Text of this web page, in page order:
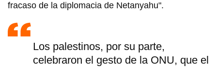
fracaso de la diplomacia de Netanyahu".
Los palestinos, por su parte,
celebraron el gesto de la ONU, que el